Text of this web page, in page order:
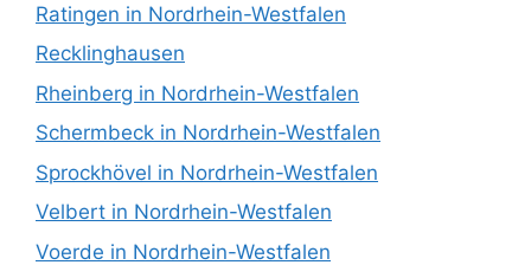
Ratingen in Nordrhein-Westfalen
Recklinghausen
Rheinberg in Nordrhein-Westfalen
Schermbeck in Nordrhein-Westfalen
Sprockhövel in Nordrhein-Westfalen
Velbert in Nordrhein-Westfalen
Voerde in Nordrhein-Westfalen